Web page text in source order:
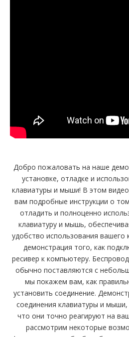
Добро пожаловать на наше
установке, отладке и
клавиатуры и мыши! В этом
вам подробные инструкции о
отладить и полноценно
клавиатуру и мышь,
удобство использования
демонстрация того, как
ресивер к компьютеру.
обычно поставляются с
мы покажем вам, как
установить соединение.
соединения клавиатуры и
что они точно реагируют на
рассмотрим некоторые